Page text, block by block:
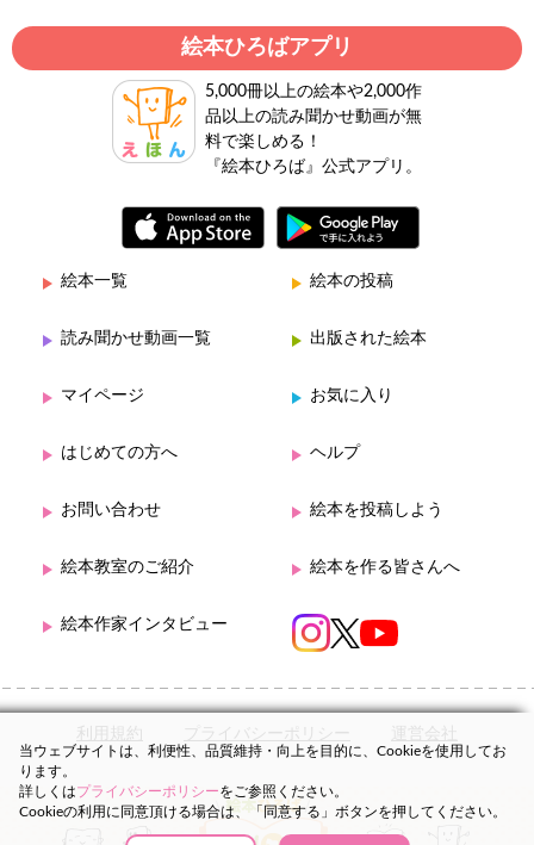
絵本ひろばアプリ
5,000冊以上の絵本や2,000作
品以上の読み聞かせ動画が無
料で楽しめる！
『絵本ひろば』公式アプリ。
絵本一覧 絵本の投稿
読み聞かせ動画一覧 出版された絵本
マイページ お気に入り
はじめての方へ ヘルプ
お問い合わせ 絵本を投稿しよう
絵本教室のご紹介 絵本を作る皆さんへ
絵本作家インタビュー
利用規約 プライバシーポリシー 運営会社
当ウェブサイトは、利便性、品質維持・向上を目的に、Cookieを使用してお
ります。
詳しくはプライバシーポリシーをご参照ください。
Cookieの利用に同意頂ける場合は、「同意する」ボタンを押してください。